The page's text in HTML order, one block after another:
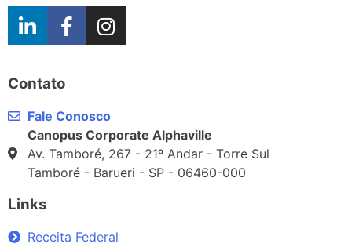
Contato
Fale Conosco
Canopus Corporate Alphaville
Av. Tamboré, 267 - 21º Andar - Torre Sul
Tamboré - Barueri - SP - 06460-000
Links
Receita Federal